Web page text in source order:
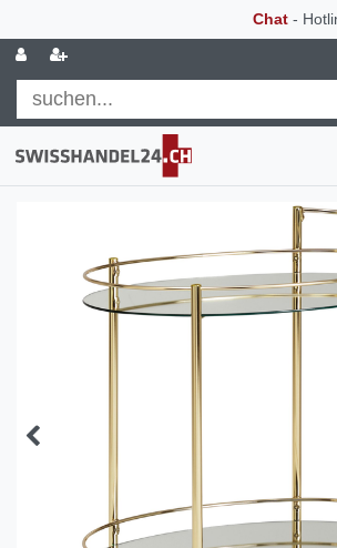
Chat -